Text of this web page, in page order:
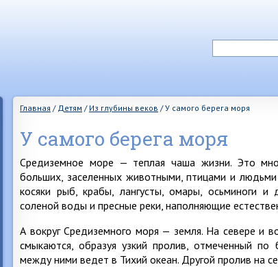
Главная / Детям / Из глубины веков /У самого берега моря
У самого берега моря
Средиземное море — теплая чаша жизни. Это
больших, заселенных животными, птицами и
косяки рыб, крабы, лангусты, омары, осьминоги
соленой воды и пресные реки, наполняющие
А вокруг Средиземного моря — земля. На севере и
смыкаются, образуя узкий пролив, отмеченный
между ними ведет в Тихий океан. Другой пролив на